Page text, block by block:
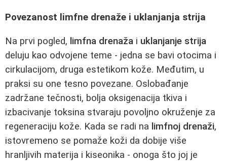
Povezanost limfne drenaže i uklanjanja strija
Na prvi pogled, limfna drenaža i uklanjanje strija
deluju kao odvojene teme - jedna se bavi otocima i
cirkulacijom, druga estetikom kože. Međutim, u
praksi su one tesno povezane. Oslobađanje
zadržane tečnosti, bolja oksigenacija tkiva i
izbacivanje toksina stvaraju povoljno okruženje za
regeneraciju kože. Kada se radi na limfnoj drenaži,
istovremeno se pomaže koži da dobije više
hranljivih materija i kiseonika - onoga što joj je